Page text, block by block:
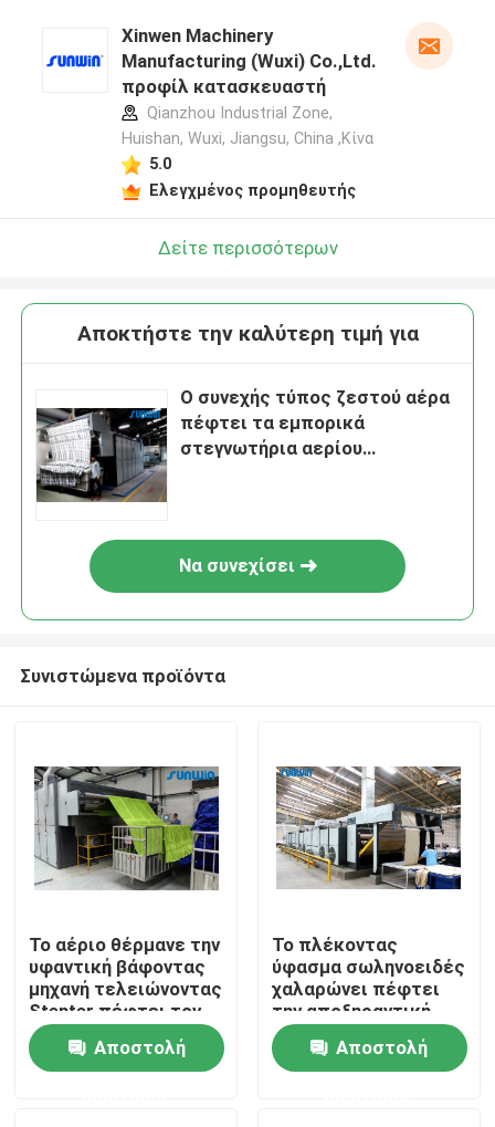
Σπίτι
Προϊόντα
Xinwen Machinery
Manufacturing (Wuxi) Co.,Ltd.
προφίλ κατασκευαστή
Qianzhou Industrial Zone,
Huishan, Wuxi, Jiangsu, China ,Κίνα
5.0
Ελεγχμένος προμηθευτής
Δείτε περισσότερων
Αποκτήστε την καλύτερη τιμή για
Ο συνεχής τύπος ζεστού αέρα
πέφτει τα εμπορικά
στεγνωτήρια αερίου
Να συνεχίσει
Συνιστώμενα προϊόντα
Το αέριο θέρμανε την
υφαντική βάφοντας
μηχανή τελειώνοντας
Stenter πέφτει τον
ξεραίνοντας
εξοπλισμόΑποστολή
Το πλέκοντας
ύφασμα σωληνοειδές
χαλαρώνει πέφτει
την αποξηραντική
μηχανή
Αποστολή